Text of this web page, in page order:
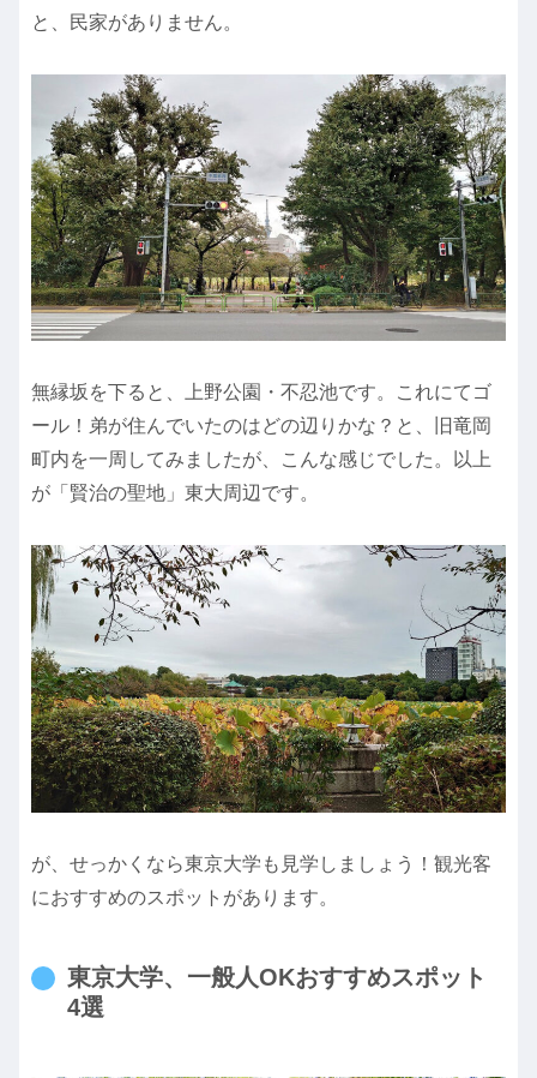
と、民家がありません。
無縁坂を下ると、上野公園・不忍池です。これにてゴ
ール！弟が住んでいたのはどの辺りかな？と、旧竜岡
町内を一周してみましたが、こんな感じでした。以上
が「賢治の聖地」東大周辺です。
が、せっかくなら東京大学も見学しましょう！観光客
におすすめのスポットがあります。
東京大学、一般人OKおすすめスポット
4選